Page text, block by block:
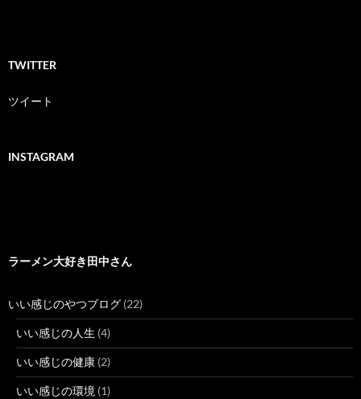
TWITTER
ツイート
INSTAGRAM
ラーメン大好き田中さん
いい感じのやつブログ (22)
いい感じの人生 (4)
いい感じの健康 (2)
いい感じの環境 (1)